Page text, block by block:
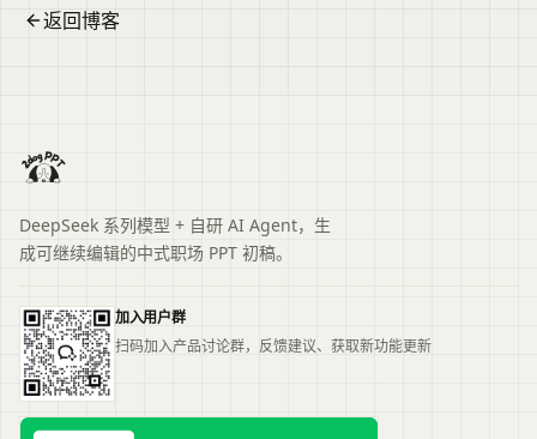
返回博客
DeepSeek 系列模型 + 自研 AI Agent，生
成可继续编辑的中式职场 PPT 初稿。
加入用户群
扫码加入产品讨论群，反馈建议、获取新功能更新